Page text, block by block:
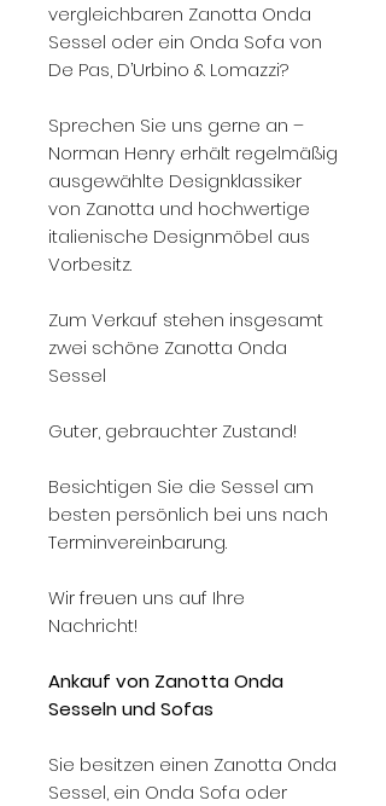
vergleichbaren Zanotta Onda
Sessel oder ein Onda Sofa von
De Pas, D’Urbino & Lomazzi?
Sprechen Sie uns gerne an –
Norman Henry erhält regelmäßig
ausgewählte Designklassiker
von Zanotta und hochwertige
italienische Designmöbel aus
Vorbesitz.
Zum Verkauf stehen insgesamt
zwei schöne Zanotta Onda
Sessel
Guter, gebrauchter Zustand!
Besichtigen Sie die Sessel am
besten persönlich bei uns nach
Terminvereinbarung.
Wir freuen uns auf Ihre
Nachricht!
Ankauf von Zanotta Onda
Sesseln und Sofas
Sie besitzen einen Zanotta Onda
Sessel, ein Onda Sofa oder